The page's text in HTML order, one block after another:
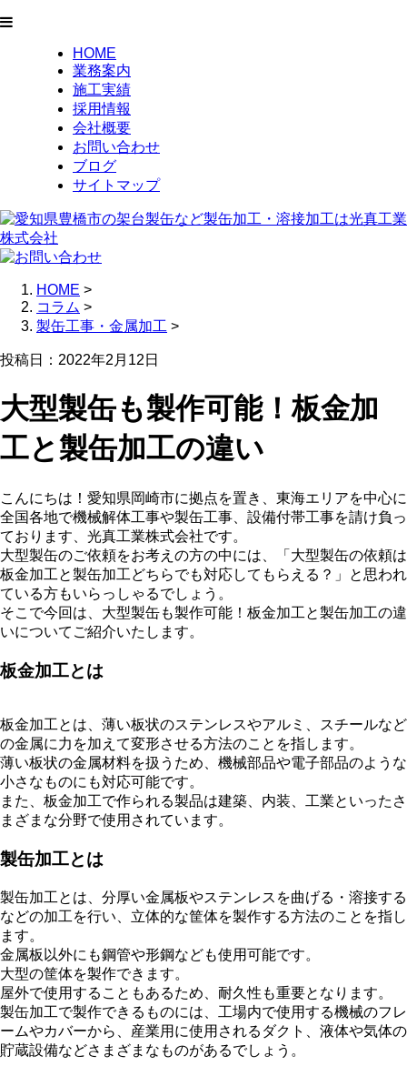
HOME
業務案内
施工実績
採用情報
会社概要
お問い合わせ
ブログ
サイトマップ
HOME >
コラム >
製缶工事・金属加工 >
投稿日：2022年2月12日
大型製缶も製作可能！板金加
工と製缶加工の違い
こんにちは！愛知県岡崎市に拠点を置き、東海エリアを中心に
全国各地で機械解体工事や製缶工事、設備付帯工事を請け負っ
ております、光真工業株式会社です。
大型製缶のご依頼をお考えの方の中には、「大型製缶の依頼は
板金加工と製缶加工どちらでも対応してもらえる？」と思われ
ている方もいらっしゃるでしょう。
そこで今回は、大型製缶も製作可能！板金加工と製缶加工の違
いについてご紹介いたします。
板金加工とは
板金加工とは、薄い板状のステンレスやアルミ、スチールなど
の金属に力を加えて変形させる方法のことを指します。
薄い板状の金属材料を扱うため、機械部品や電子部品のような
小さなものにも対応可能です。
また、板金加工で作られる製品は建築、内装、工業といったさ
まざまな分野で使用されています。
製缶加工とは
製缶加工とは、分厚い金属板やステンレスを曲げる・溶接する
などの加工を行い、立体的な筐体を製作する方法のことを指し
ます。
金属板以外にも鋼管や形鋼なども使用可能です。
大型の筐体を製作できます。
屋外で使用することもあるため、耐久性も重要となります。
製缶加工で製作できるものには、工場内で使用する機械のフレ
ームやカバーから、産業用に使用されるダクト、液体や気体の
貯蔵設備などさまざまなものがあるでしょう。